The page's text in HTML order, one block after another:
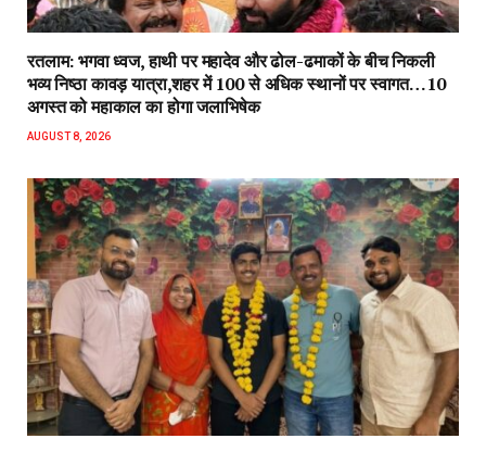
रतलाम: भगवा ध्वज, हाथी पर महादेव और ढोल-ढमाकों के बीच निकली
भव्य निष्ठा कावड़ यात्रा,शहर में 100 से अधिक स्थानों पर स्वागत…10
अगस्त को महाकाल का होगा जलाभिषेक
AUGUST 8, 2026